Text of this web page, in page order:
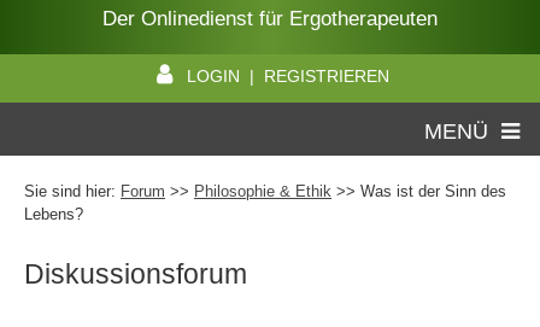
Der Onlinedienst für Ergotherapeuten
LOGIN | REGISTRIEREN
MENÜ
Sie sind hier: Forum >> Philosophie & Ethik >> Was ist der Sinn des
Lebens?
Diskussionsforum